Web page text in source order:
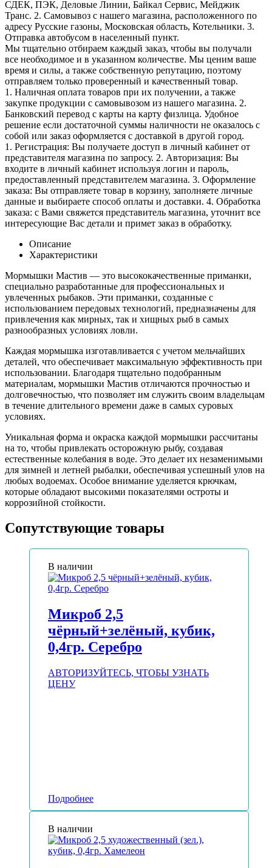
СДЕК, ПЭК, Деловые Линии, Байкал Сервис, Мейджик
Транс. 2. Самовывоз с нашего магазина, расположенного по
адресу Русские газоны, Московская область, Котельники. 3.
Отправка автобусом в населенный пункт.
Мы тщательно отбираем каждый заказ, чтобы вы получали
все необходимое и в указанном количестве. Мы ценим ваше
время и силы, а также собственную репутацию, поэтому
отправляем только проверенный и качественный товар.
1. Наличная оплата товаров при их получении, а также
закупке продукции с самовывозом из нашего магазина. 2.
Банковский перевод с карты на карту физлица. Удобное
решение если достаточной суммы наличности не оказалось с
собой или заказ оформляется с доставкой в другой город.
1. Регистрация: Вы получаете доступ в личный кабинет от
представителя магазина по запросу. 2. Авторизация: Вы
входите в личный кабинет используя логин и пароль,
предоставленный представителем магазина. 3. Оформление
заказа: Вы отправляете товар в корзину, заполняете личные
данные и выбираете способ оплаты и доставки. 4. Обработка
заказа: с Вами свяжется представитель магазина, уточнит все
интересующие Вас детали и примет заказ в обработку.
Описание
Характеристики
Мормышки Мастив — это высококачественные приманки,
специально разработанные для профессиональных и
увлеченных рыбаков. Эти приманки, созданные с
использованием передовых технологий, предназначены для
привлечения как мирных, так и хищных рыб в самых
разнообразных условиях ловли.
Каждая мормышка изготавливается с учетом мельчайших
деталей, что обеспечивает максимальную эффективность при
использовании. Благодаря тщательно подобранным
материалам, мормышки Мастив отличаются прочностью и
долговечностью, что позволяет им служить своим владельцам
в течение длительного времени даже в самых суровых
условиях.
Уникальная форма и окраска каждой мормышки рассчитаны
на то, чтобы привлекать осторожную рыбу, создавая
естественные колебания в воде. Это делает их незаменимыми
для зимней и летней рыбалки, обеспечивая успешный улов на
любых водоемах. Особое внимание уделяется крючкам,
которые обладают высокими показателями остроты и
коррозийной стойкости.
Сопутствующие товары
В наличии
Микроб 2,5
чёрный+зелёный, кубик,
0,4гр. Серебро
АВТОРИЗУЙТЕСЬ, ЧТОБЫ УЗНАТЬ
ЦЕНУ
Подробнее
В наличии